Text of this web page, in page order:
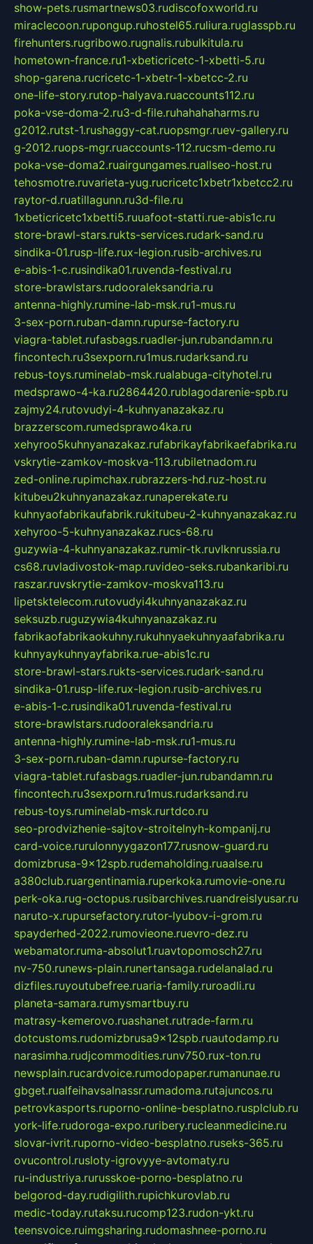
show-pets.rusmartnews03.rudiscofoxworld.ru
miraclecoon.rupongup.ruhostel65.ruliura.ruglasspb.ru
firehunters.rugribowo.rugnalis.rubulkitula.ru
hometown-france.ru1-xbeticricetc-1-xbetti-5.ru
shop-garena.rucricetc-1-xbetr-1-xbetcc-2.ru
one-life-story.rutop-halyava.ruaccounts112.ru
poka-vse-doma-2.ru3-d-file.ruhahahaharms.ru
g2012.rutst-1.rushaggy-cat.ruopsmgr.ruev-gallery.ru
g-2012.ruops-mgr.ruaccounts-112.rucsm-demo.ru
poka-vse-doma2.ruairgungames.ruallseo-host.ru
tehosmotre.ruvarieta-yug.rucricetc1xbetr1xbetcc2.ru
raytor-d.ruatillagunn.ru3d-file.ru
1xbeticricetc1xbetti5.ruuafoot-statti.rue-abis1c.ru
store-brawl-stars.rukts-services.rudark-sand.ru
sindika-01.rusp-life.rux-legion.rusib-archives.ru
e-abis-1-c.rusindika01.ruvenda-festival.ru
store-brawlstars.rudooraleksandria.ru
antenna-highly.rumine-lab-msk.ru1-mus.ru
3-sex-porn.ruban-damn.rupurse-factory.ru
viagra-tablet.rufasbags.ruadler-jun.rubandamn.ru
fincontech.ru3sexporn.ru1mus.rudarksand.ru
rebus-toys.ruminelab-msk.rualabuga-cityhotel.ru
medsprawo-4-ka.ru2864420.rublagodarenie-spb.ru
zajmy24.rutovudyi-4-kuhnyanazakaz.ru
brazzerscom.rumedsprawo4ka.ru
xehyroo5kuhnyanazakaz.rufabrikayfabrikaefabrika.ru
vskrytie-zamkov-moskva-113.rubiletnadom.ru
zed-online.rupimchax.rubrazzers-hd.ruz-host.ru
kitubeu2kuhnyanazakaz.runaperekate.ru
kuhnyaofabrikaufabrik.rukitubeu-2-kuhnyanazakaz.ru
xehyroo-5-kuhnyanazakaz.rucs-68.ru
guzywia-4-kuhnyanazakaz.rumir-tk.ruvlknrussia.ru
cs68.ruvladivostok-map.ruvideo-seks.rubankaribi.ru
raszar.ruvskrytie-zamkov-moskva113.ru
lipetsktelecom.rutovudyi4kuhnyanazakaz.ru
seksuzb.ruguzywia4kuhnyanazakaz.ru
fabrikaofabrikaokuhny.rukuhnyaekuhnyaafabrika.ru
kuhnyaykuhnyayfabrika.rue-abis1c.ru
store-brawl-stars.rukts-services.rudark-sand.ru
sindika-01.rusp-life.rux-legion.rusib-archives.ru
e-abis-1-c.rusindika01.ruvenda-festival.ru
store-brawlstars.rudooraleksandria.ru
antenna-highly.rumine-lab-msk.ru1-mus.ru
3-sex-porn.ruban-damn.rupurse-factory.ru
viagra-tablet.rufasbags.ruadler-jun.rubandamn.ru
fincontech.ru3sexporn.ru1mus.rudarksand.ru
rebus-toys.ruminelab-msk.rurtdco.ru
seo-prodvizhenie-sajtov-stroitelnyh-kompanij.ru
card-voice.rurulonnyygazon177.rusnow-guard.ru
domizbrusa-9x12spb.rudemaholding.ruaalse.ru
a380club.ruargentinamia.ruperkoka.rumovie-one.ru
perk-oka.rug-octopus.rusibarchives.ruandreislyusar.ru
naruto-x.rupursefactory.rutor-lyubov-i-grom.ru
spayderhed-2022.rumovieone.ruevro-dez.ru
webamator.ruma-absolut1.ruavtopomosch27.ru
nv-750.runews-plain.runertansaga.rudelanalad.ru
dizfiles.ruyoutubefree.ruaria-family.ruroadli.ru
planeta-samara.rumysmartbuy.ru
matrasy-kemerovo.ruashanet.rutrade-farm.ru
dotcustoms.rudomizbrusa9x12spb.ruautodamp.ru
narasimha.rudjcommodities.runv750.rux-ton.ru
newsplain.rucardvoice.rumodopaper.rumanunae.ru
gbget.rualfeihavsalnassr.rumadoma.rutajuncos.ru
petrovkasports.ruporno-online-besplatno.rusplclub.ru
york-life.rudoroga-expo.ruribery.rucleanmedicine.ru
slovar-ivrit.ruporno-video-besplatno.ruseks-365.ru
ovucontrol.rusloty-igrovyye-avtomaty.ru
ru-industriya.rurusskoe-porno-besplatno.ru
belgorod-day.rudigilith.rupichkurovlab.ru
medic-today.rutaksu.rucomp123.rudon-ykt.ru
teensvoice.ruimgsharing.rudomashnee-porno.ru